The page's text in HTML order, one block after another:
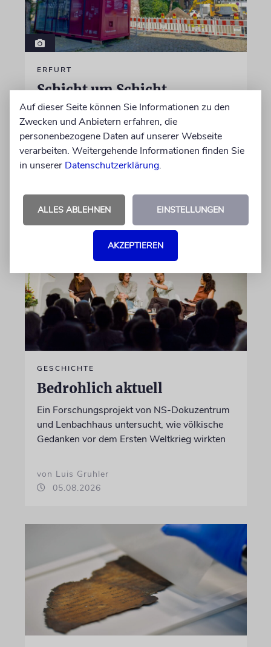
ERFURT
Schicht um Schicht
Dort, wo eben noch Parkplätze waren, wird
seit wenigen Tagen nach einem Stück
jüdischer Geschichte gegraben. Erst mit dem
Bagger, dann von Hand
05.08.2026
GESCHICHTE
Bedrohlich aktuell
Ein Forschungsprojekt von NS-Dokuzentrum
und Lenbachhaus untersucht, wie völkische
Gedanken vor dem Ersten Weltkrieg wirkten
von Luis Gruhler
05.08.2026
Auf dieser Seite können Sie Informationen zu den
Zwecken und Anbietern erfahren, die
personenbezogene Daten auf unserer Webseite
verarbeiten. Weitergehende Informationen finden Sie
in unserer Datenschutzerklärung.
ALLES ABLEHNEN EINSTELLUNGEN
AKZEPTIEREN